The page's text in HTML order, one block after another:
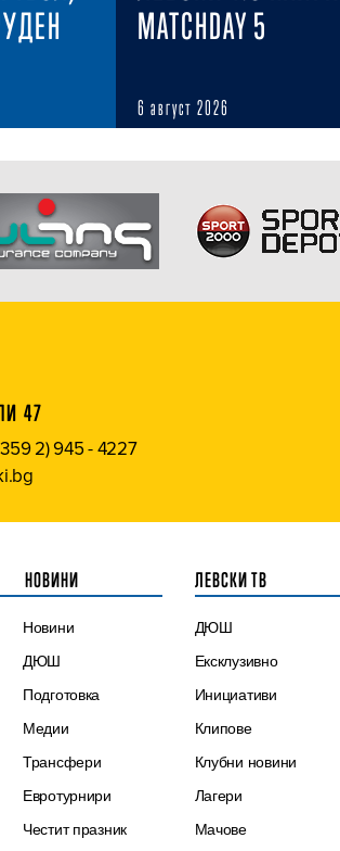
MATCHDAY 5
6 август 2026
47
2) 945 - 4227
НОВИНИ
Новини
ДЮШ
Подготовка
Медии
Трансфери
Евротурнири
Честит празник
ЛЕВСКИ ТВ
ДЮШ
Ексклузивно
Инициативи
Клипове
Клубни новини
Лагери
Мачове